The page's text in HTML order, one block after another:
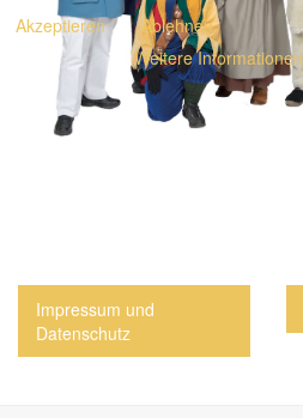
Impressum und
Datenschutz
Akzeptieren
Ablehnen
Weitere Informationen